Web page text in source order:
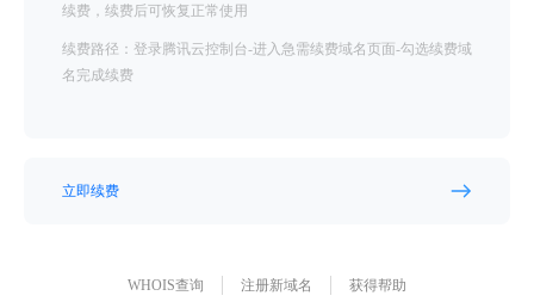
续费，续费后可恢复正常使用
续费路径：登录腾讯云控制台-进入急需续费域名页面-勾选续费域
名完成续费
立即续费
WHOIS查询 注册新域名 获得帮助